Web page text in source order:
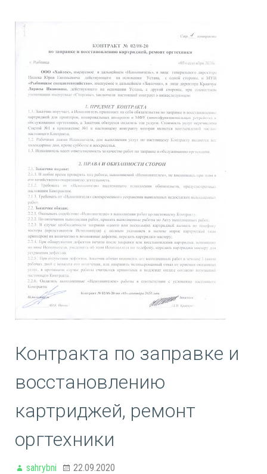
Контракта по заправке и
восстановлению
картриджей, ремонт
оргтехники
sahrybni 22.09.2020